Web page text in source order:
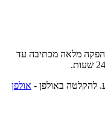
הפקה מלאה מכתיבה עד
להקלטה באולפן - אולפן